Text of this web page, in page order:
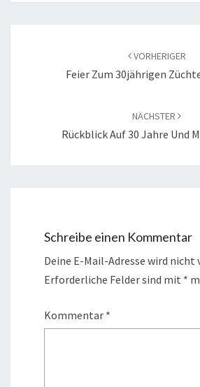
VORHERIGER
Feier Zum 30jährigen
NÄCHSTER
Rückblick Auf 30 Jahre Und
Schreibe einen Kommentar
Deine E-Mail-Adresse wird
Erforderliche Felder sind mit *
Kommentar *